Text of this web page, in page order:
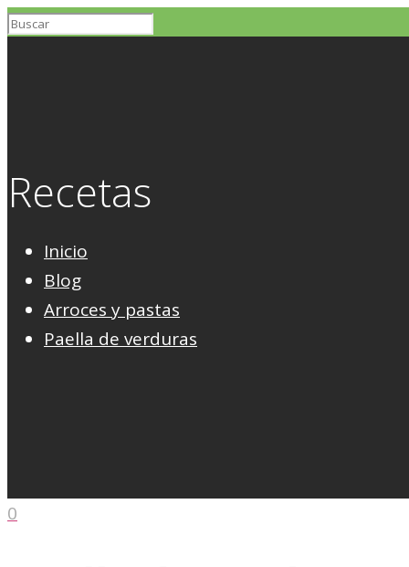
Recetas
Inicio
Blog
Arroces y pastas
Paella de verduras
0